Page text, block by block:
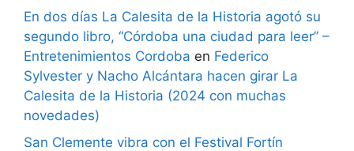
En dos días La Calesita de la Historia agotó su
segundo libro, “Córdoba una ciudad para leer” –
Entretenimientos Cordoba en Federico
Sylvester y Nacho Alcántara hacen girar La
Calesita de la Historia (2024 con muchas
novedades)
San Clemente vibra con el Festival Fortín